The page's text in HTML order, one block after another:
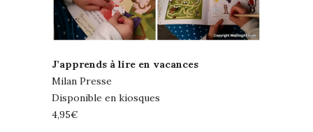
J’apprends à lire en vacances
Milan Presse
Disponible en kiosques
4,95€